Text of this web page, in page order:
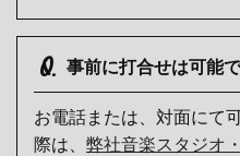
Q. 事前に打合せは可能
お電話または、対面にて
際は、 弊社音楽スタジオ